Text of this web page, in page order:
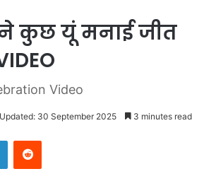
ने कुछ यूं मनाई जीत
Video
30 September 2025 3 minutes read
LinkedInReddit